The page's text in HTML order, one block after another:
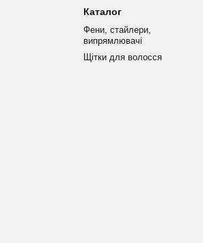
Каталог
Фени, стайлери,
випрямлювачі
Щітки для волосся